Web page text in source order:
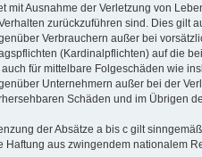
mit Ausnahme der Verletzung von
zurückzuführen sind. Dies gilt
Verbrauchern außer bei
(Kardinalpflichten) auf die
für mittelbare Folgeschäden wie
Unternehmern außer bei der
Schäden und im Übrigen
der Absätze a bis c gilt
Haftung aus zwingendem nationalem